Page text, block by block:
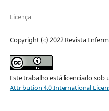
Licença
Copyright (c) 2022 Revista
Este trabalho está licenciado sob
Attribution 4.0 International